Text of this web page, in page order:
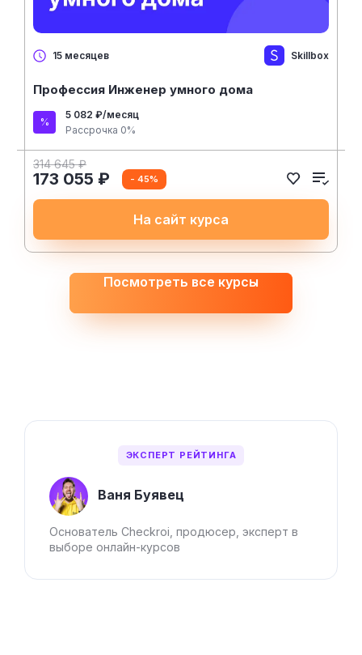
ЭКСПЕРТ РЕЙТИНГА
Ваня Буявец
Основатель Checkroi, продюсер, эксперт в
выборе онлайн-курсов
15 месяцев Skillbox
Профессия Инженер умного дома
5 082 ₽/месяц
Рассрочка 0%
314 645 ₽
173 055 ₽ - 45%
На сайт курса
Посмотреть все курсы